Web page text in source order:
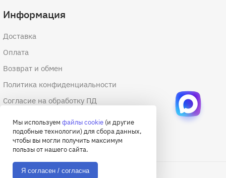
Информация
Доставка
Оплата
Возврат и обмен
Политика конфиденциальности
Согласие на обработку ПД
Договор оферты
Мы используем файлы cookie (и другие
подобные технологии) для сбора данных,
чтобы вы могли получить максимум
пользы от нашего сайта.
Я согласен / согласна